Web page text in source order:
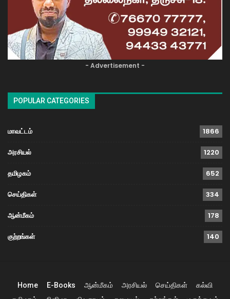
- Advertisement -
POPULAR CATEGORIES
மாவட்டம் 1866
அரசியல் 1220
தமிழகம் 652
செய்திகள் 334
ஆன்மீகம் 178
குற்றங்கள் 140
Home E-Books ஆன்மீகம் அரசியல் செய்திகள்
கல்வி